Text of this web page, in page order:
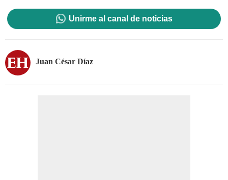
Unirme al canal de noticias
Juan César Díaz